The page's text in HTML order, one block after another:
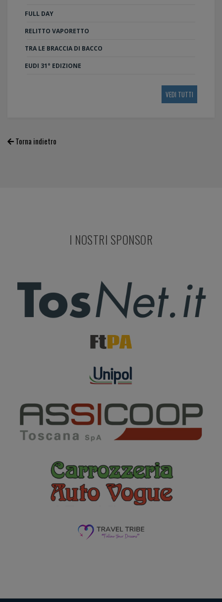
FULL DAY
RELITTO VAPORETTO
TRA LE BRACCIA DI BACCO
EUDI 31° EDIZIONE
VEDI TUTTI
Torna indietro
I NOSTRI SPONSOR